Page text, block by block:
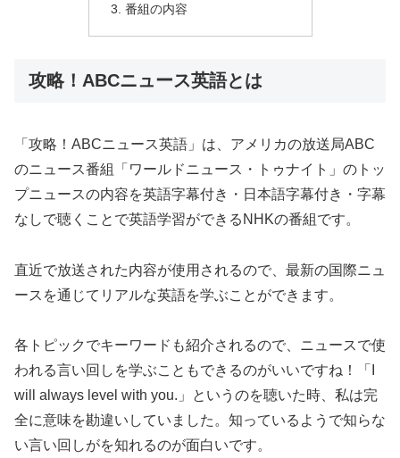
番組の内容
攻略！ABCニュース英語とは
「攻略！ABCニュース英語」は、アメリカの放送局ABC
のニュース番組「ワールドニュース・トゥナイト」のトッ
プニュースの内容を英語字幕付き・日本語字幕付き・字幕
なしで聴くことで英語学習ができるNHKの番組です。
直近で放送された内容が使用されるので、最新の国際ニュ
ースを通じてリアルな英語を学ぶことができます。
各トピックでキーワードも紹介されるので、ニュースで使
われる言い回しを学ぶこともできるのがいいですね！「I
will always level with you.」というのを聴いた時、私は完
全に意味を勘違いしていました。知っているようで知らな
い言い回しがを知れるのが面白いです。